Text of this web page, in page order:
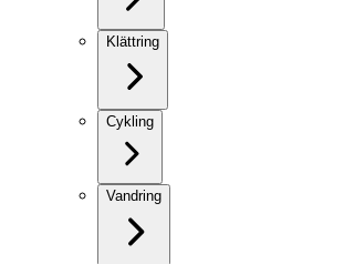
Klättring
Cykling
Vandring